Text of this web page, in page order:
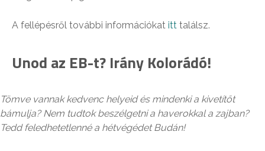
A fellépésről további információkat itt találsz.
Unod az EB-t? Irány Kolorádó!
Tömve vannak kedvenc helyeid és mindenki a kivetítőt
bámulja? Nem tudtok beszélgetni a haverokkal a zajban?
Tedd feledhetetlenné a hétvégédet Budán!